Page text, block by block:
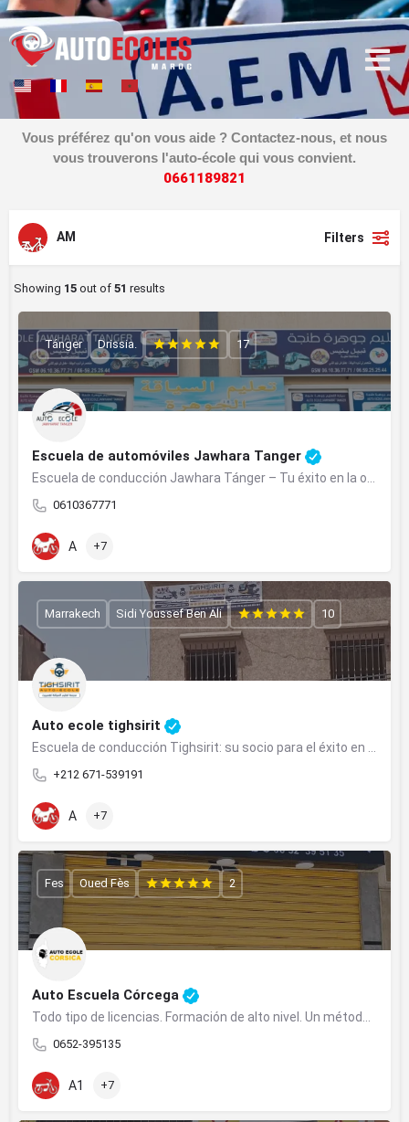
Vous préférez qu'on vous aide ? Contactez-nous, et nous
vous trouverons l'auto-école qui vous convient.
0661189821
AM Filters
Showing 15 out of 51 results
Escuela de automóviles Jawhara Tanger
0610367771
Tánger Drissia. 17
A +7
Auto ecole tighsirit
+212 671-539191
Marrakech Sidi Youssef Ben Ali 10
A +7
Auto Escuela Córcega
0652-395135
Fes Oued Fès 2
A1 +7